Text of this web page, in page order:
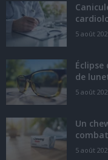
5 août
de
5 août
Un
5 août